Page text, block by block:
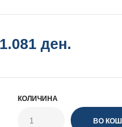
1.081 ден.
КОЛИЧИНА